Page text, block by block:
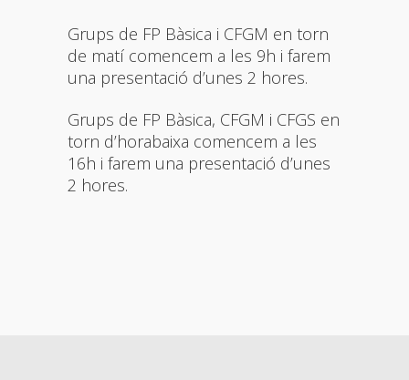
Grups de FP Bàsica i CFGM en torn
de matí comencem a les 9h i farem
una presentació d’unes 2 hores.
Grups de FP Bàsica, CFGM i CFGS en
torn d’horabaixa comencem a les
16h i farem una presentació d’unes
2 hores.